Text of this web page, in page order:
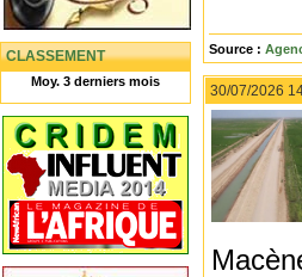
CLASSEMENT
Moy. 3 derniers mois
Source :
30/07/2026